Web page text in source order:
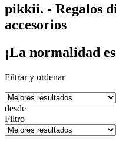
pikkii. - Regalos
accesorios
¡La normalidad
Filtrar y ordenar
desde
Filtro